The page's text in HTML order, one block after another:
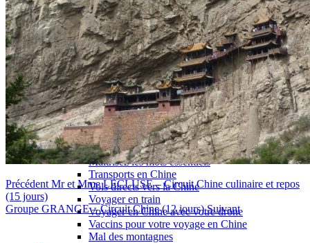
Fêtes traditionnelles & vacances en Chine
Les signes astrologiques Chinois
Les plus belles montagnes de Chine
Les plus belles balades de Chine
La Chine vue du ciel
Visiter la Chine pour voir le monde
Les langues en Chine : une étonnante diversité
Préparer son voyage en Chine
Notre sélection d’hôtels en Chine
Météo & climat
Obtention Visa Voyage Chine
Comment communiquer depuis la Chine ?
Maîtrisez les mots essentiels
Transports en Chine
Vols directs vers la Chine
Voyager en train
Voyager en Chine avec votre drone
Vaccins pour votre voyage en Chine
Mal des montagnes
Précédent Mr et Mme LECLUSE – Circuit Chine culinaire et repos
(15 jours)
Groupe GRANGE – Circuit Chine (12 jours)Suivant